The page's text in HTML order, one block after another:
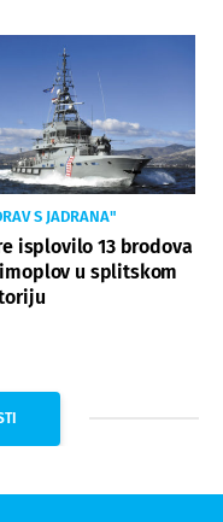
S JADRANA"
isplovilo 13 brodova
u splitskom